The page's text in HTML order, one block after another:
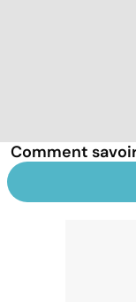
Comment